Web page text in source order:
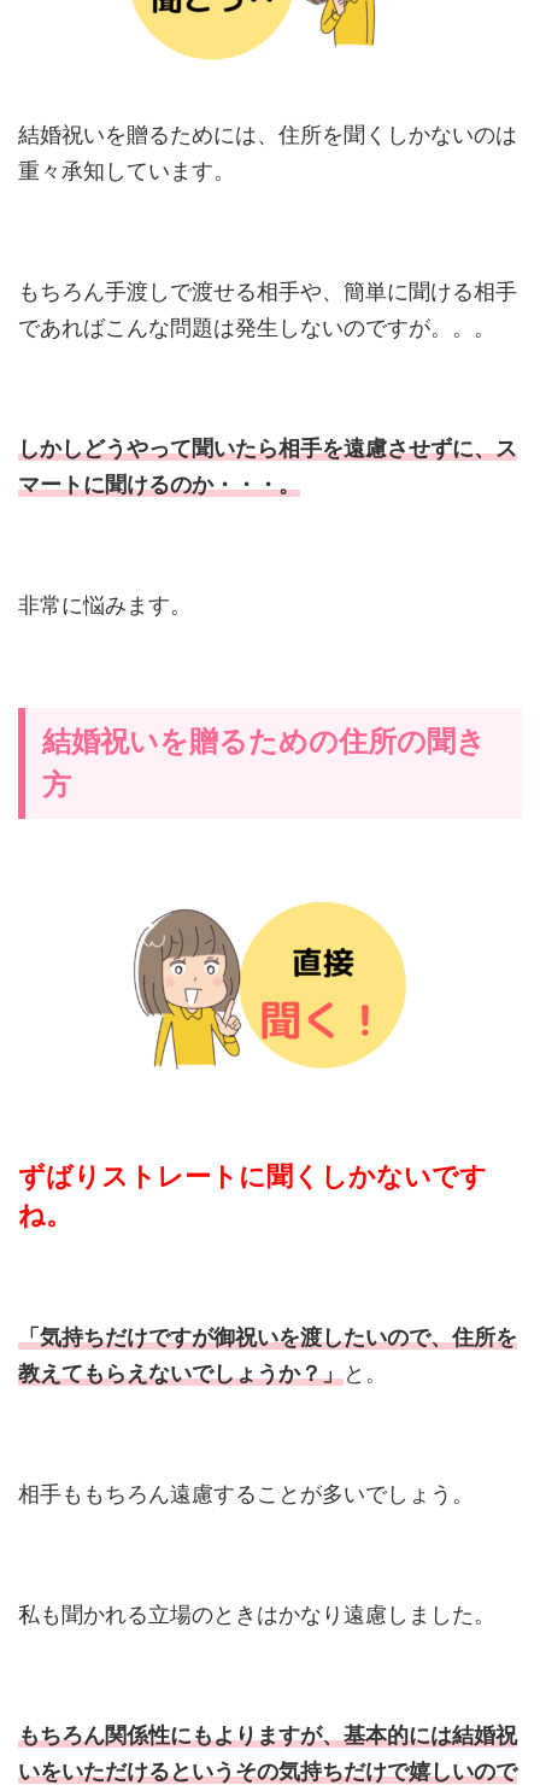
結婚祝いを贈るためには、住所を聞くしかないのは
重々承知しています。
もちろん手渡しで渡せる相手や、簡単に聞ける相手
であればこんな問題は発生しないのですが。。。
しかしどうやって聞いたら相手を遠慮させずに、ス
マートに聞けるのか・・・。
非常に悩みます。
結婚祝いを贈るための住所の聞き
方
ずばりストレートに聞くしかないです
ね。
「気持ちだけですが御祝いを渡したいので、住所を
教えてもらえないでしょうか？」と。
相手ももちろん遠慮することが多いでしょう。
私も聞かれる立場のときはかなり遠慮しました。
もちろん関係性にもよりますが、基本的には結婚祝
いをいただけるというその気持ちだけで嬉しいので